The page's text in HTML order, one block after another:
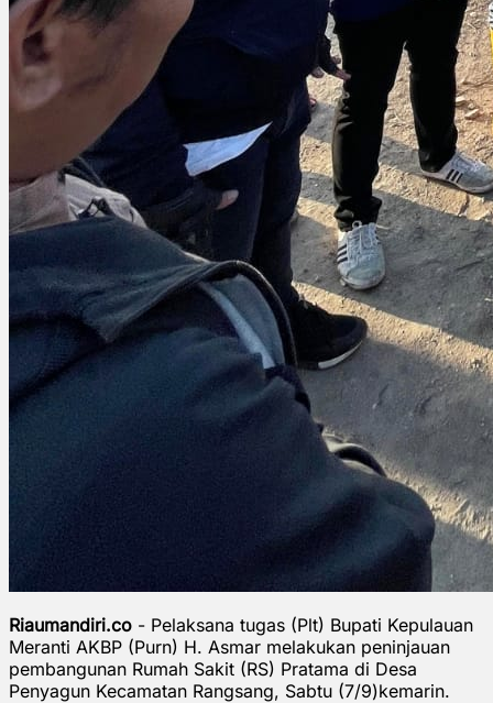
Riaumandiri.co - Pelaksana tugas (Plt) Bupati Kepulauan
Meranti AKBP (Purn) H. Asmar melakukan peninjauan
pembangunan Rumah Sakit (RS) Pratama di Desa
Penyagun Kecamatan Rangsang, Sabtu (7/9)kemarin.